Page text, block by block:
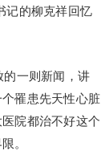
记的柳克祥回忆
一则新闻，讲
罹患先天性心脏
院都治不好这个
。